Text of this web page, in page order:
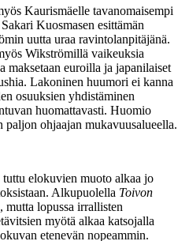
Kaurismäelle tavanomaisempi
Sakari Kuosmasen esittämän
uutta uraa ravintolanpitäjänä.
Wikströmillä vaikeuksia
maksetaan euroilla ja japanilaiset
Lakoninen huumori ei kanna
osuuksien yhdistäminen
huomattavasti. Huomio
ohjaajan mukavuusalueella.
elokuvien muoto alkaa jo
Alkupuolella Toivon
mutta lopussa irrallisten
myötä alkaa katsojalla
etenevän nopeammin.